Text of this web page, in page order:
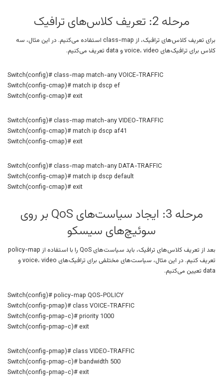
مرحله 2: تعریف کلاس‌های ترافیک
برای تعریف کلاس‌های ترافیک، از class-map استفاده می‌کنیم. در این مثال، سه
کلاس برای ترافیک‌های voice، video و data تعریف می‌کنیم.
Switch(config)# class-map match-any VOICE-TRAFFIC
Switch(config-cmap)# match ip dscp ef
Switch(config-cmap)# exit
Switch(config)# class-map match-any VIDEO-TRAFFIC
Switch(config-cmap)# match ip dscp af41
Switch(config-cmap)# exit
Switch(config)# class-map match-any DATA-TRAFFIC
Switch(config-cmap)# match ip dscp default
Switch(config-cmap)# exit
مرحله 3: ایجاد سیاست‌های QoS بر روی
سوئیچ‌های سیسکو
بعد از تعریف کلاس‌های ترافیک، باید سیاست‌های QoS را با استفاده از policy-map
تعریف کنیم. در این مثال، سیاست‌های مختلفی برای ترافیک‌های voice، video و
data تعیین می‌کنیم.
Switch(config)# policy-map QOS-POLICY
Switch(config-pmap)# class VOICE-TRAFFIC
Switch(config-pmap-c)# priority 1000
Switch(config-pmap-c)# exit
Switch(config-pmap)# class VIDEO-TRAFFIC
Switch(config-pmap-c)# bandwidth 500
Switch(config-pmap-c)# exit